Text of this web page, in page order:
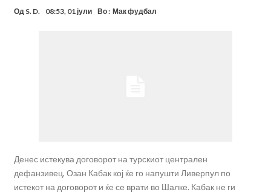
Од S. D. 08:53, 01 јули Во : Мак фудбал
Денес истекува договорот на турскиот централен
дефанзивец, Озан Кабак кој ќе го напушти Ливерпул по
истекот на договорот и ќе се врати во Шалке. Кабак не ги